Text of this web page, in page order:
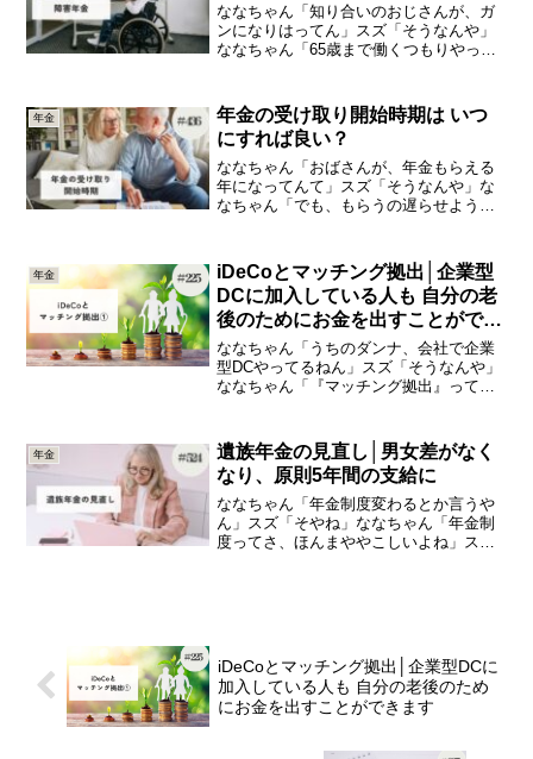
ななちゃん「知り合いのおじさんが、ガ
ンになりはってん」スズ「そうなんや」
ななちゃん「65歳まで働くつもりやった
からしかもらわれへんし、どうしようっ
て言ってた」今日は、「...
年金
年金の受け取り開始時期は いつ
にすれば良い？
ななちゃん「おばさんが、年金もらえる
年になってんて」スズ「そうなんや」な
なちゃん「でも、もらうの遅らせようか
えるんやったっけ？」今日は、「年金の
受け取り開始時期」の知識...
年金
iDeCoとマッチング拠出│企業型
DCに加入している人も 自分の老
後のためにお金を出すことができ
ます
ななちゃん「うちのダンナ、会社で企業
型DCやってるねん」スズ「そうなんや」
ななちゃん「『マッチング拠出』ってい
も、マッチングの額が5000円とからしい
ねん」スズ「そうなの...
年金
遺族年金の見直し│男女差がなく
なり、原則5年間の支給に
ななちゃん「年金制度変わるとか言うや
ん」スズ「そやね」ななちゃん「年金制
度ってさ、ほんまややこしいよね」スズ
iDeCoとマッチング拠出│企業型DCに
加入している人も 自分の老後のため
にお金を出すことができます